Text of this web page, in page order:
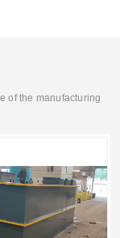
of the manufacturing